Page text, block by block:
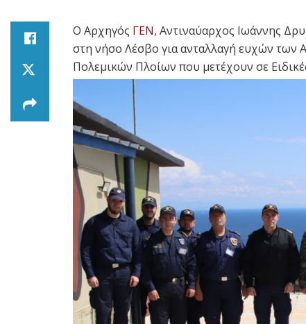
Ο Αρχηγός ΓΕΝ, Αντιναύαρχος Ιωάννης
στη νήσο Λέσβο για ανταλλαγή ευχών των
Πολεμικών Πλοίων που μετέχουν σε